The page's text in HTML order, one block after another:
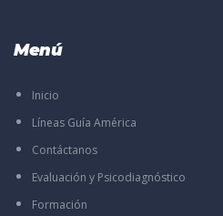
Menú
Inicio
Líneas Guía América
Contáctanos
Evaluación y Psicodiagnóstico
Formación